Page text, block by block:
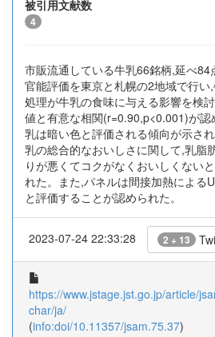
被引用文献数
4
市販流通している牛乳66銘柄,延べ84
官能評価を東京と札幌の2地域で行
処理が牛乳の食味に与える影響を検
値と有意な相関(r=0.90,p<0.001)が
乳は暗い色と評価される傾向が示さ
乳の総合的なおいしさに関して,乳脂
りが悪くてコクがなくおいしくない
れた。また,パネルは間接加熱による
と評価することが認められた。
2023-07-24 22:33:28 2 + 13
https://www.jstage.jst.go.jp/article/
char/ja/
(info:doi/10.11357/jsam.75.37)